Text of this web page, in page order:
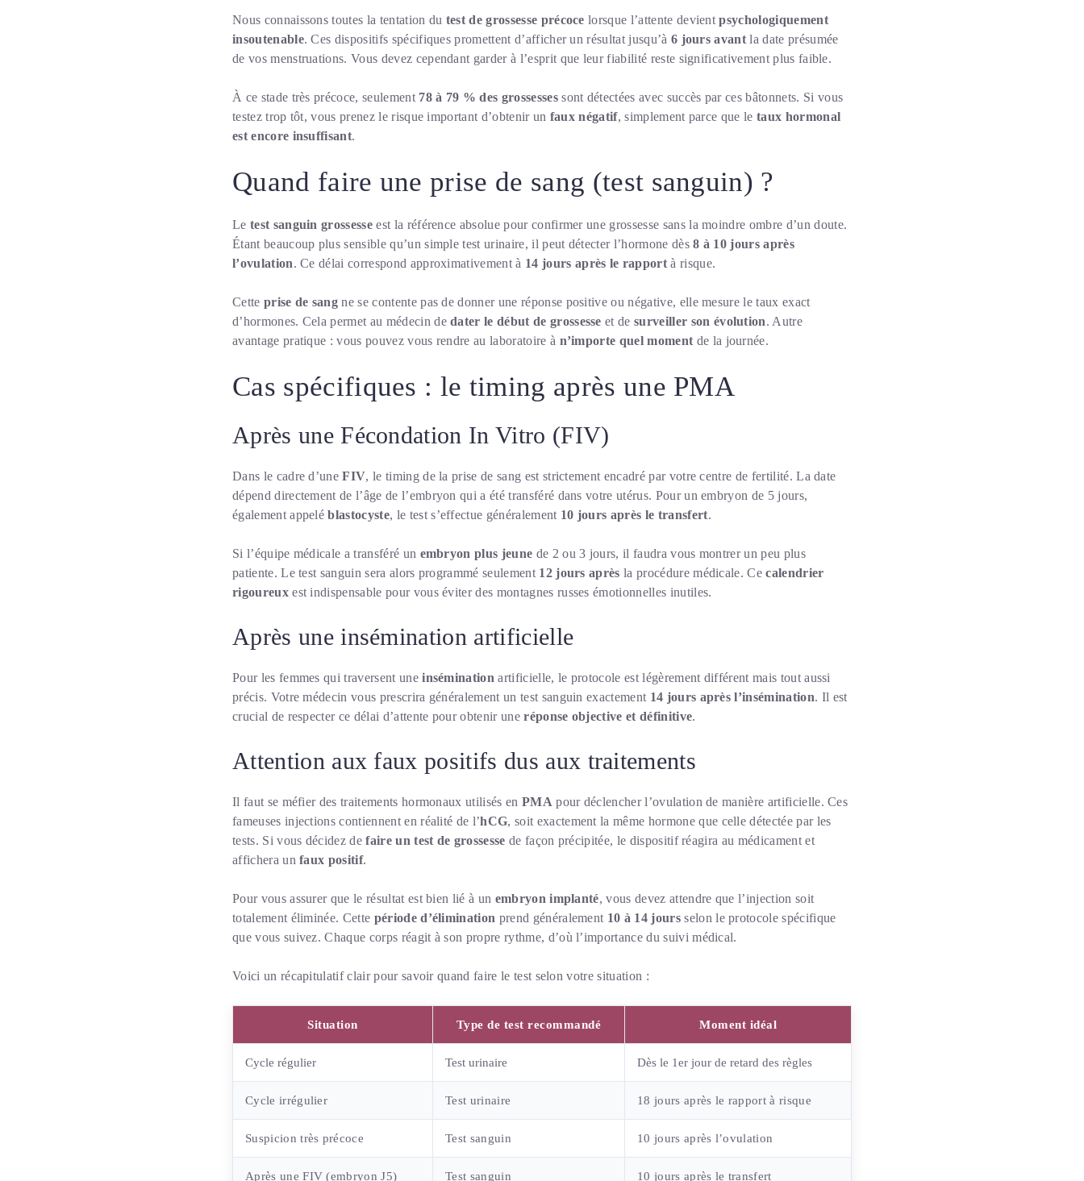
Nous connaissons toutes la tentation du test de grossesse précoce lorsque l’attente devientpsychologiquement
insoutenable. Ces dispositifs spécifiques promettent d’afficher un résultat jusqu’à 6 jours avant la date présumée
de vos menstruations. Vous devez cependant garder à l’esprit que leur fiabilité reste significativement plus faible.
À ce stade très précoce, seulement 78 à 79 % des grossessessont détectées avec succès par ces bâtonnets. Si vous
testez trop tôt, vous prenez le risque important d’obtenir un faux négatif, simplement parce que letaux hormonal
est encore insuffisant.
Quand faire une prise de sang (test sanguin) ?
Le test sanguin grossesse est la référence absolue pour confirmer une grossesse sans la moindre ombre d’un doute.
Étant beaucoup plus sensible qu’un simple test urinaire, il peut détecter l’hormone dès8 à 10 jours après
l’ovulation. Ce délai correspond approximativement à 14 jours après le rapportà risque.
Cette prise de sang ne se contente pas de donner une réponse positive ou négative, elle mesure le taux exact
d’hormones. Cela permet au médecin dedater le début de grossesse et desurveiller son évolution. Autre
avantage pratique : vous pouvez vous rendre au laboratoire à n’importe quel moment de la journée.
Cas spécifiques : le timing après une PMA
Après une Fécondation In Vitro (FIV)
Dans le cadre d’uneFIV, le timing de la prise de sang est strictement encadré par votre centre de fertilité. La date
dépend directement de l’âge de l’embryon qui a été transféré dans votre utérus. Pour un embryon de 5 jours,
également appeléblastocyste, le test s’effectue généralement 10 jours après le transfert.
Si l’équipe médicale a transféré un embryon plus jeune de 2 ou 3 jours, il faudra vous montrer un peu plus
patiente. Le test sanguin sera alors programmé seulement 12 jours après la procédure médicale. Cecalendrier
rigoureuxest indispensable pour vous éviter des montagnes russes émotionnelles inutiles.
Après une insémination artificielle
Pour les femmes qui traversent uneinsémination artificielle, le protocole est légèrement différent mais tout aussi
précis. Votre médecin vous prescrira généralement un test sanguin exactement 14 jours après l’insémination. Il est
crucial de respecter ce délai d’attente pour obtenir uneréponse objective et définitive.
Attention aux faux positifs dus aux traitements
Il faut se méfier des traitements hormonaux utilisés en PMA pour déclencher l’ovulation de manière artificielle. Ces
fameuses injections contiennent en réalité de l’hCG, soit exactement la même hormone que celle détectée par les
tests. Si vous décidez defaire un test de grossesse de façon précipitée, le dispositif réagira au médicament et
affichera unfaux positif.
Pour vous assurer que le résultat est bien lié à un embryon implanté, vous devez attendre que l’injection soit
totalement éliminée. Cette période d’élimination prend généralement 10 à 14 joursselon le protocole spécifique
que vous suivez. Chaque corps réagit à son propre rythme, d’où l’importance du suivi médical.
Voici un récapitulatif clair pour savoir quand faire le test selon votre situation :
Situation Type de test recommandé Moment idéal
Cycle régulier Test urinaire Dès le 1er jour de retard des règles
Cycle irrégulier Test urinaire 18 jours après le rapport à risque
Suspicion très précoce Test sanguin 10 jours après l’ovulation
Après une FIV (embryon J5) Test sanguin 10 jours après le transfert